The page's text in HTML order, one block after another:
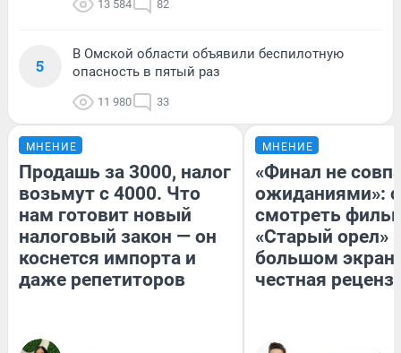
13 584 82
5
В Омской области объявили беспилотную
опасность в пятый раз
11 980 33
МНЕНИЕ
Продашь за 3000, налог
возьмут с 4000. Что
нам готовит новый
налоговый закон — он
коснется импорта и
даже репетиторов
МНЕНИЕ
«Финал не
ожиданиями»:
смотреть
«Старый орел»
большом
честная